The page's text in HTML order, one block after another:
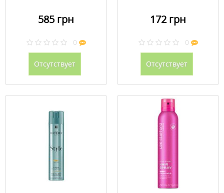
585 грн
0
Отсутствует
172 грн
0
Отсутствует